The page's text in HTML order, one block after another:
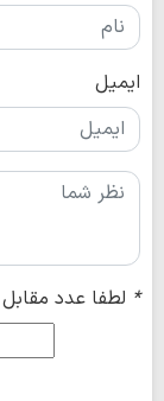
ایمیل
* لطفا عدد